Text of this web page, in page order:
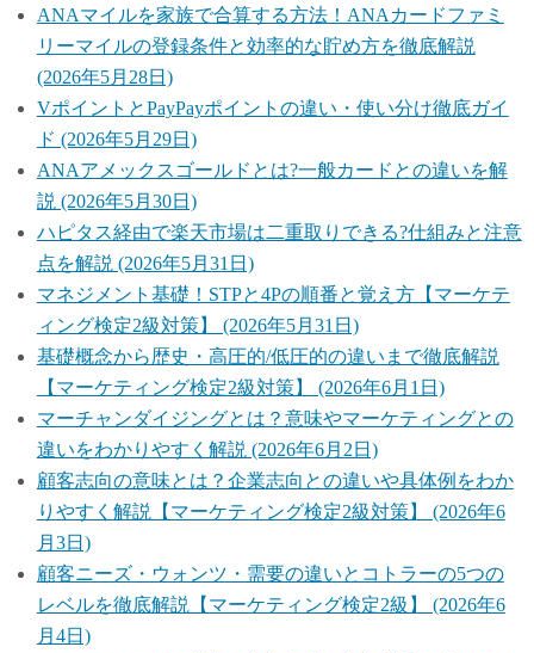
ANAマイルを家族で合算する方法！ANAカードファミ
リーマイルの登録条件と効率的な貯め方を徹底解説
(2026年5月28日)
VポイントとPayPayポイントの違い・使い分け徹底ガイ
ド (2026年5月29日)
ANAアメックスゴールドとは?一般カードとの違いを解
説 (2026年5月30日)
ハピタス経由で楽天市場は二重取りできる?仕組みと注意
点を解説 (2026年5月31日)
マネジメント基礎！STPと4Pの順番と覚え方【マーケテ
ィング検定2級対策】 (2026年5月31日)
基礎概念から歴史・高圧的/低圧的の違いまで徹底解説
【マーケティング検定2級対策】 (2026年6月1日)
マーチャンダイジングとは？意味やマーケティングとの
違いをわかりやすく解説 (2026年6月2日)
顧客志向の意味とは？企業志向との違いや具体例をわか
りやすく解説【マーケティング検定2級対策】 (2026年6
月3日)
顧客ニーズ・ウォンツ・需要の違いとコトラーの5つの
レベルを徹底解説【マーケティング検定2級】 (2026年6
月4日)